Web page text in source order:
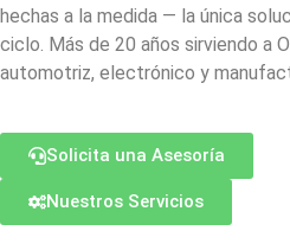
hechas a la medida — la única
ciclo. Más de 20 años sirviendo a
automotriz, electrónico y
Solicita una Asesoría
Nuestros Servicios